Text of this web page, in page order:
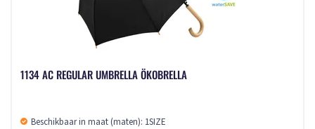
1134 AC REGULAR UMBRELLA ÖKOBRELLA
Beschikbaar in maat (maten): 1SIZE